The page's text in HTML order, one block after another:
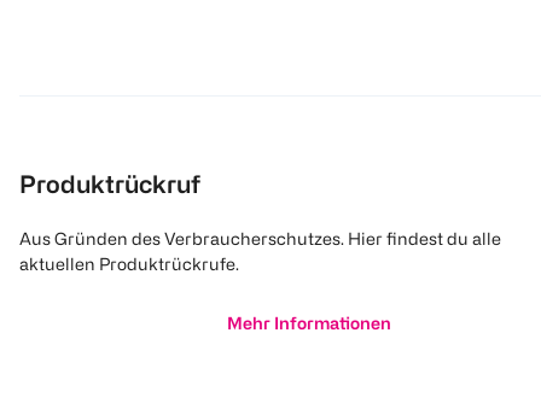
Produktrückruf
Aus Gründen des Verbraucherschutzes. Hier findest du alle
aktuellen Produktrückrufe.
Mehr Informationen